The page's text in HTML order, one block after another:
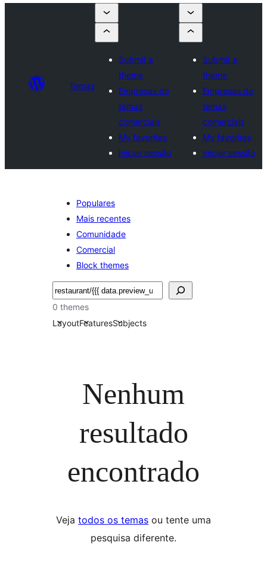
Temas
Submit a
theme
Empresas de
temas
comerciais
My favorites
Iniciar sessão
Submit a
theme
Empresas de
temas
comerciais
My favorites
Iniciar sessão
Populares
Mais recentes
Comunidade
Comercial
Block themes
Pesquisar
0 themes
LayoutFeaturesSubjects
Nenhum
resultado
encontrado
Veja todos os temas ou tente uma
pesquisa diferente.